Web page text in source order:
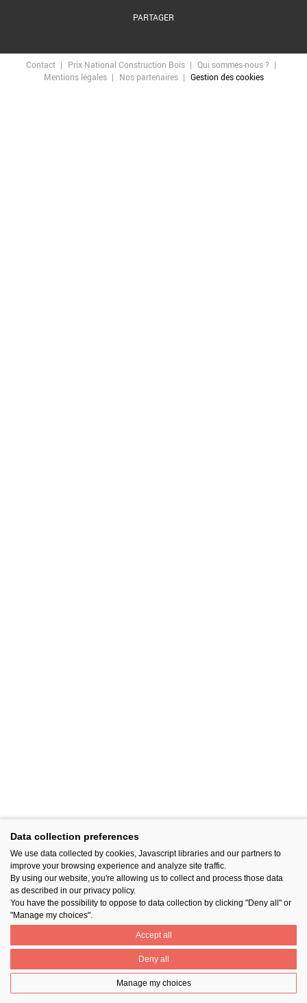
PARTAGER
Contact Prix National Construction Bois
Qui sommes-nous ?
Mentions légales
Nos partenaires Gestion des cookies
Data collection preferences
We use data collected by cookies, Javascript libraries and our partners to
improve your browsing experience and analyze site traffic.
By using our website, you're allowing us to collect and process those data
as described in our privacy policy.
You have the possibility to oppose to data collection by clicking "Deny all" or
"Manage my choices".
Accept all
Deny all
Manage my choices